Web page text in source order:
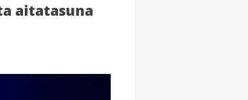
aitatasuna